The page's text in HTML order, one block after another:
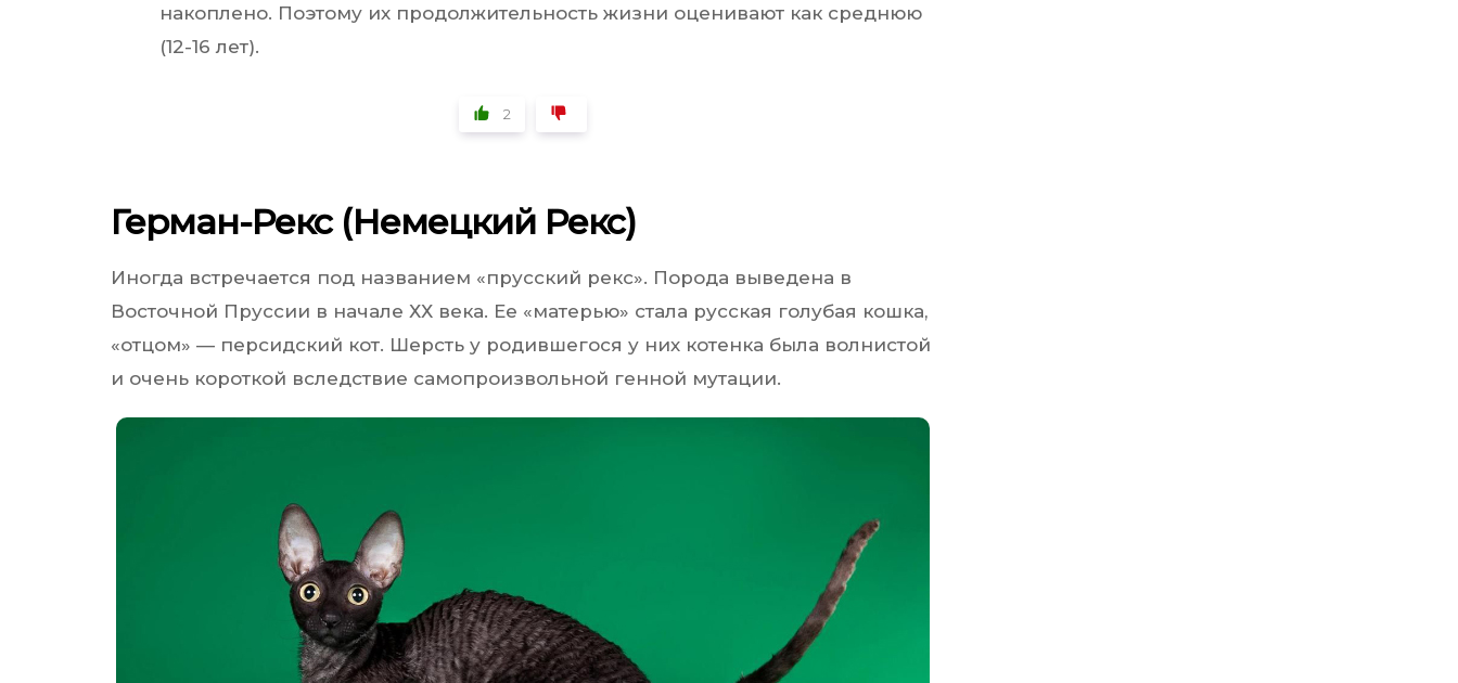
накоплено. Поэтому их продолжительность жизни оценивают как среднюю
(12-16 лет).
2
Герман-Рекс (Немецкий Рекс)
Иногда встречается под названием «прусский рекс». Порода выведена в
Восточной Пруссии в начале ХХ века. Ее «матерью» стала русская голубая кошка,
«отцом» — персидский кот. Шерсть у родившегося у них котенка была волнистой
и очень короткой вследствие самопроизвольной генной мутации.